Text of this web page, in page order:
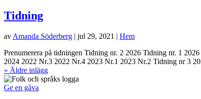
Tidning
av Amanda Söderberg | jul 29, 2021 | Hem
Prenumerera på tidningen Tidning nr. 2 2026 Tidning nr. 1
2024 2022 Nr.3 2022 Nr.4 2023 Nr.1 2023 Nr.2 Tidning nr 3
« Äldre inlägg
Ge en gåva